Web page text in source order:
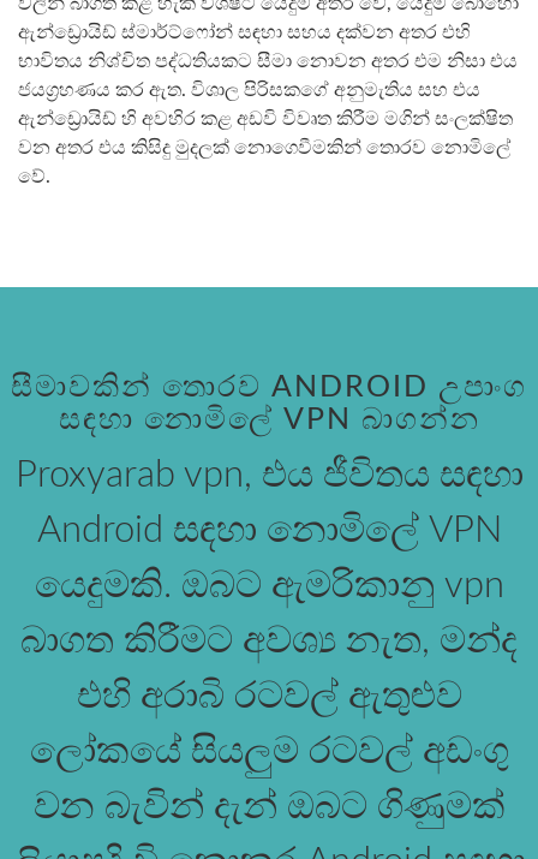
ඇන්ඩ්‍රොයිඩ් ස්මාර්ට්ෆෝන් සඳහා සහය දක්වන අතර එහි
භාවිතය නිශ්චිත පද්ධතියකට සීමා නොවන අතර එම නිසා එය
ජයග්‍රහණය කර ඇත. විශාල පිරිසකගේ අනුමැතිය සහ එය
ඇන්ඩ්‍රොයිඩ් හි අවහිර කළ අඩවි විවෘත කිරීම මගින් සංලක්ෂිත
වන අතර එය කිසිදු මුදලක් නොගෙවීමකින් තොරව නොමිලේ
වේ.
සීමාවකින් තොරව ANDROID උපාංග
සඳහා නොමිලේ VPN බාගන්න
Proxyarab vpn, එය ජීවිතය සඳහා
Android සඳහා නොමිලේ VPN
යෙදුමකි. ඔබට ඇමරිකානු vpn
බාගත කිරීමට අවශ්‍ය නැත, මන්ද
එහි අරාබි රටවල් ඇතුළුව
ලෝකයේ සියලුම රටවල් අඩංගු
වන බැවින් දැන් ඔබට ගිණුමක්